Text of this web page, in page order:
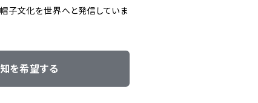
子文化を世界へと発信していま
を希望する